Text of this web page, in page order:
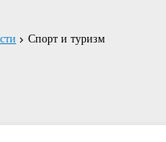
Спорт и туризм